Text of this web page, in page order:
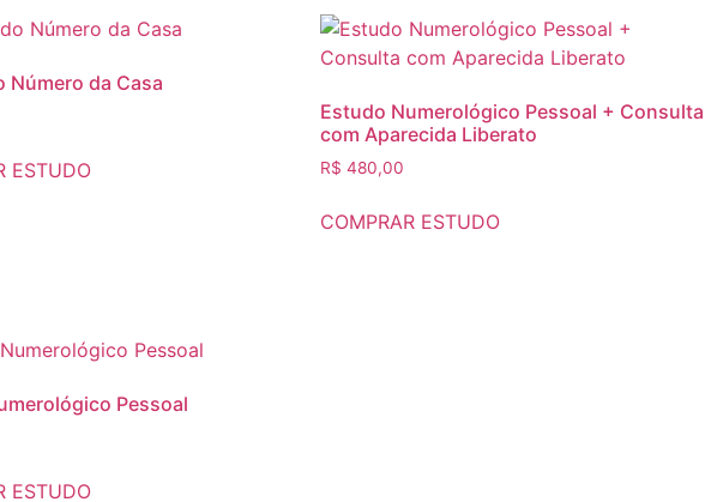
Número da Casa
ESTUDO
Estudo Numerológico Pessoal + Consulta
com Aparecida Liberato
R$ 480,00
COMPRAR ESTUDO
Pessoal
ESTUDO